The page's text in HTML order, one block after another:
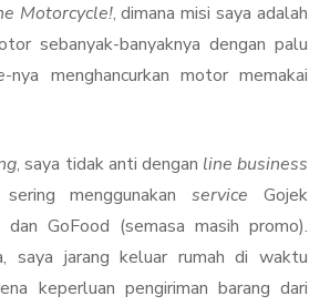
Motorcycle!, dimana misi saya adalah
sebanyak-banyaknya dengan palu
-nya menghancurkan motor memakai
, saya tidak anti dengan line business
menggunakanservice Gojek
GoFood (semasa masih promo).
saya jarang keluar rumah di waktu
keperluan pengiriman barang dari